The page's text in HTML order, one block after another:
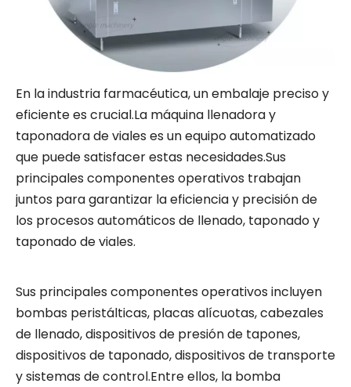
En la industria farmacéutica, un embalaje preciso y
eficiente es crucial.La máquina llenadora y
taponadora de viales es un equipo automatizado
que puede satisfacer estas necesidades.Sus
principales componentes operativos trabajan
juntos para garantizar la eficiencia y precisión de
los procesos automáticos de llenado, taponado y
taponado de viales.
Sus principales componentes operativos incluyen
bombas peristálticas, placas alícuotas, cabezales
de llenado, dispositivos de presión de tapones,
dispositivos de taponado, dispositivos de transporte
y sistemas de control.Entre ellos, la bomba